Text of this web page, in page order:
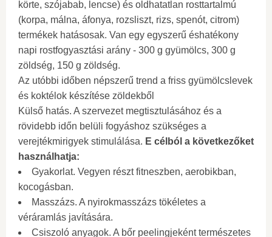
körte, szójabab, lencse) és oldhatatlan rosttartalmú
(korpa, málna, áfonya, rozsliszt, rizs, spenót, citrom)
termékek hatásosak. Van egy egyszerű éshatékony
napi rostfogyasztási arány - 300 g gyümölcs, 300 g
zöldség, 150 g zöldség.
Az utóbbi időben népszerű trend a friss gyümölcslevek
és koktélok készítése zöldekből
Külső hatás. A szervezet megtisztulásához és a
rövidebb időn belüli fogyáshoz szükséges a
verejtékmirigyek stimulálása. E célból a következőket
használhatja:
Gyakorlat. Vegyen részt fitneszben, aerobikban,
kocogásban.
Masszázs. A nyirokmasszázs tökéletes a
véráramlás javítására.
Csiszoló anyagok. A bőr peelingjeként természetes